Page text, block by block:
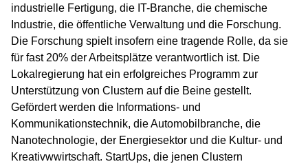
industrielle Fertigung, die IT-Branche, die chemische
Industrie, die öffentliche Verwaltung und die Forschung.
Die Forschung spielt insofern eine tragende Rolle, da sie
für fast 20% der Arbeitsplätze verantwortlich ist. Die
Lokalregierung hat ein erfolgreiches Programm zur
Unterstützung von Clustern auf die Beine gestellt.
Gefördert werden die Informations- und
Kommunikationstechnik, die Automobilbranche, die
Nanotechnologie, der Energiesektor und die Kultur- und
Kreativwwirtschaft. StartUps, die jenen Clustern